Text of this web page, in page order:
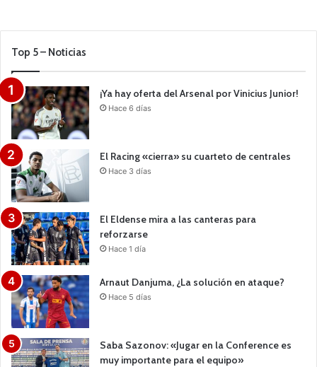
Top 5 – Noticias
¡Ya hay oferta del Arsenal por Vinicius Junior!
Hace 6 días
El Racing «cierra» su cuarteto de centrales
Hace 3 días
El Eldense mira a las canteras para
reforzarse
Hace 1 día
Arnaut Danjuma, ¿La solución en ataque?
Hace 5 días
Saba Sazonov: «Jugar en la Conference es
muy importante para el equipo»